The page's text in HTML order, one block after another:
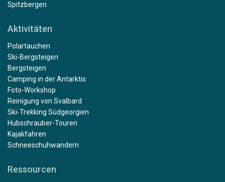
Spitzbergen
Aktivitäten
Polartauchen
Ski-Bergsteigen
Bergsteigen
Camping in der Antarktis
Foto-Workshop
Reinigung von Svalbard
Ski-Trekking Südgeorgien
Hubschrauber-Touren
Kajakfahren
Schneeschuhwandern
Ressourcen